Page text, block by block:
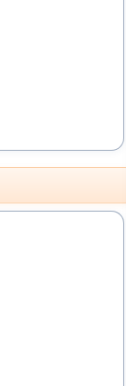
2) GUIDE